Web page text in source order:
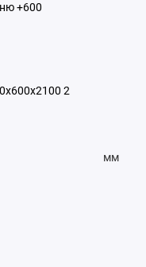
+600
2
мм